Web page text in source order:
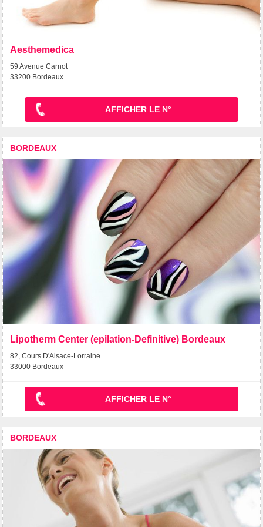
Aesthemedica
59 Avenue Carnot
33200 Bordeaux
AFFICHER LE N°
BORDEAUX
Lipotherm Center (epilation-Definitive) Bordeaux
82, Cours D'Alsace-Lorraine
33000 Bordeaux
AFFICHER LE N°
BORDEAUX